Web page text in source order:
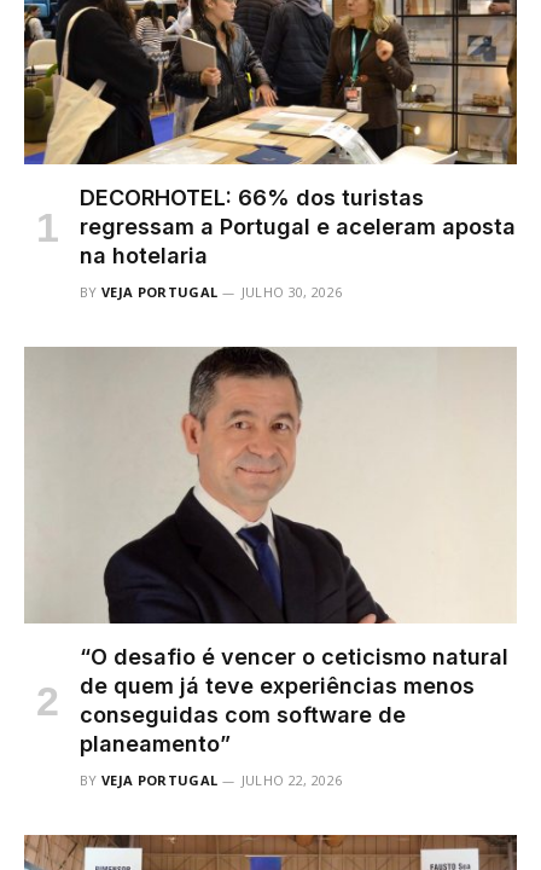
DECORHOTEL: 66% dos turistas
regressam a Portugal e aceleram aposta
na hotelaria
BY VEJA PORTUGAL JULHO 30, 2026
“O desafio é vencer o ceticismo natural
de quem já teve experiências menos
conseguidas com software de
planeamento”
BY VEJA PORTUGAL JULHO 22, 2026